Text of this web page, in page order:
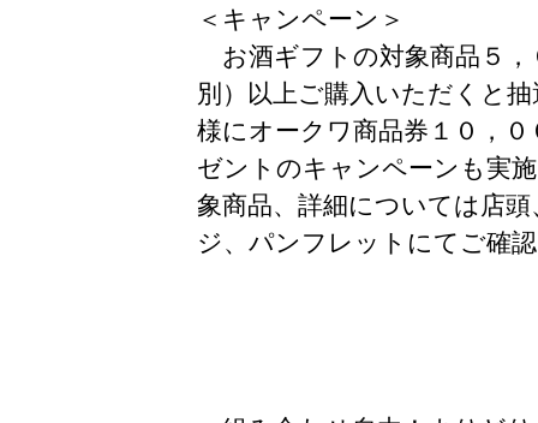
＜キャンペーン＞
お酒ギフトの対象商品５，
別）以上ご購入いただくと
様にオークワ商品券１０，０
ゼントのキャンペーンも実
象商品、詳細については店
ジ、パンフレットにてご確